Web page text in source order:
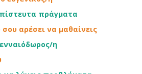
πράγματα
αρέσει να μαθαίνεις
η